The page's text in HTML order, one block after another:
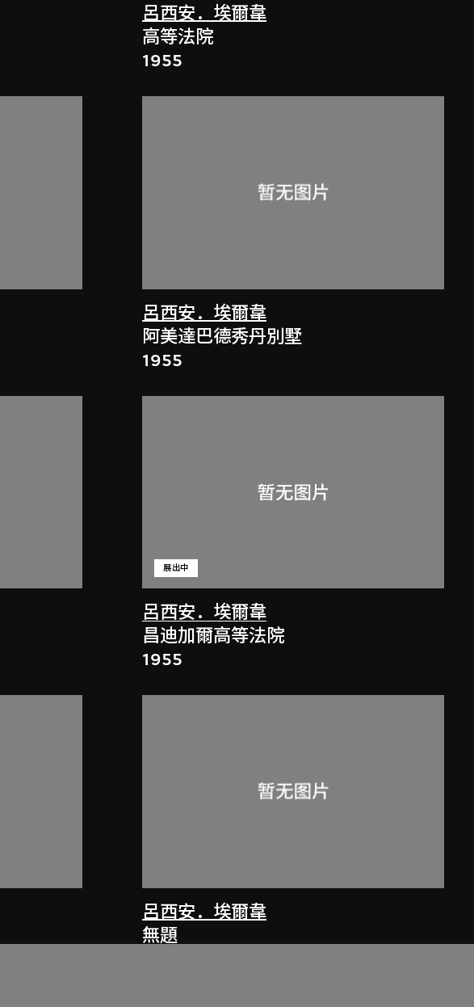
呂西安．埃爾韋
高等法院
1955
呂西安．埃爾韋
阿美達巴德秀丹別墅
1955
呂西安．埃爾韋
展出中
昌迪加爾高等法院
1955
呂西安．埃爾韋
無題